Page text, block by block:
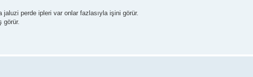
perde ipleri var onlar fazlasıyla işini görür.
görür.